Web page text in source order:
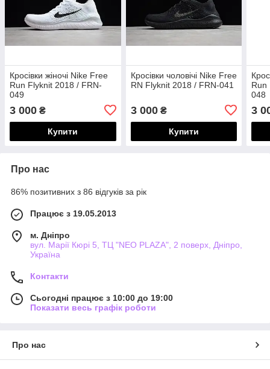
Кросівки жіночі Nike Free
Run Flyknit 2018 / FRN-
049
3 000 ₴
Купити
Кросівки чоловічі Nike Free
RN Flyknit 2018 / FRN-041
3 000₴
Купити
Run
048
3
Про нас
86% позитивних з 86 відгуків за рік
Працює з 19.05.2013
м. Дніпро
вул. Марії Кюрі 5, ТЦ "NEO PLAZA", 2 поверх, Дніпро,
Україна
Контакти
Сьогодні працює з 10:00 до 19:00
Показати весь графік роботи
Про нас